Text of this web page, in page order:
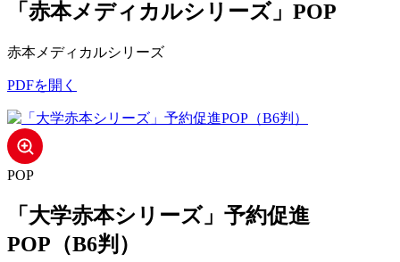
「赤本メディカルシリーズ」POP
赤本メディカルシリーズ
PDFを開く
POP
「大学赤本シリーズ」予約促進
POP（B6判）